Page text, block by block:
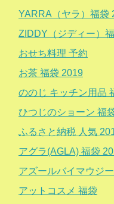
YARRA（ヤラ）福袋
ZIDDY（ジディー）
おせち料理 予約
お茶 福袋 2019
ののじ キッチン用品
ひつじのショーン 福
ふるさと納税 人気
アグラ(AGLA) 福袋
アズールバイマウジ
アットコスメ 福袋